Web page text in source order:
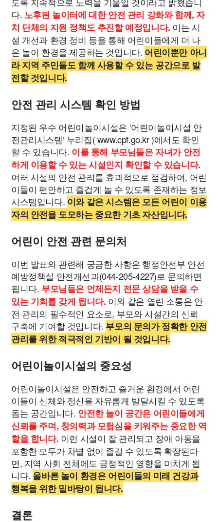
다. 노후된 놀이터에 대한 안전 관리 강화와 함께, 자
치 단체의 지원 정책도 추진할 예정입니다. 이는 시
설 개선과 환경 정비 등을 통해 어린이들에게 더 나
은 놀이 환경을 제공하는 것입니다. 어린이뿐만 아니
라 지역 주민들도 함께 사용할 수 있는 공간으로 발
전할 것입니다.
안전 관리 시스템 확인 방법
지정된 우수 어린이놀이시설은 ‘어린이놀이시설 안
전관리시스템’ 누리집( www.cpf.go.kr )에서도 확인
할 수 있습니다. 이를 통해 부모님들은 자녀가 안전
하게 이용할 수 있는 시설인지 확인할 수 있습니다.
여러 시설의 안전 관리를 효과적으로 점검하여, 어린
이들이 편안하고 즐겁게 놀 수 있도록 존재하는 정보
시스템입니다. 이와 같은 시스템은 모든 어린이 이용
자의 안전을 도모하는 중요한 기초 자산입니다.
어린이 안전 관련 문의처
이번 발표와 관련해 궁금한 사항은 행정안전부 안전
예방정책실 안전개선과(044-205-4227)로 문의하면
됩니다. 부모님들은 언제든지 전문 상담을 받을 수
있는 기회를 갖게 됩니다. 이와 같은 열린 소통은 안
전 관리의 필수적인 요소로, 부모와 시설간의 신뢰
구축에 기여할 것입니다. 부모의 문의가 정확한 안전
관리를 위한 적극적인 기반이 될 것입니다.
어린이놀이시설의 중요성
어린이놀이시설은 안전하고 즐거운 환경에서 어린
이들이 신체와 정신을 자유롭게 발달시킬 수 있도록
돕는 공간입니다. 안전한 놀이 공간은 어린이들에게
신뢰를 주며, 창의력과 모험심을 키워주는 중요한 역
할을 합니다. 이런 시설이 잘 관리되고 장애 아동을
포함한 모두가 차별 없이 즐길 수 있도록 확장된다
면, 지역 사회 전체에도 긍정적인 영향을 미치게 됩
니다. 올바른 놀이 환경은 어린이들의 미래 건강과
행복을 위한 밑바탕이 됩니다.
결론